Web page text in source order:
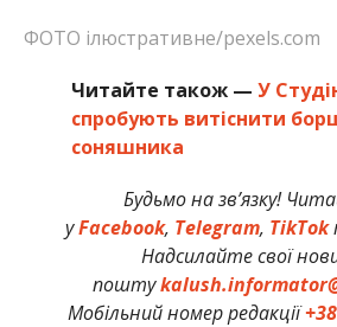
ФОТО ілюстративне/pexels.com
Читайте також — У
спробують витіснити
соняшника
Будьмо на зв’язку!
уFacebook, Telegram, TikTok
Надсилайте свої
пошту
Мобільний номер редакції